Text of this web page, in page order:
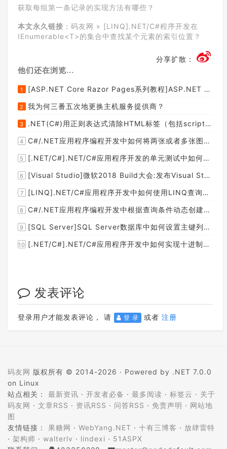
获取每组第一条记录的实现方法有哪些？
本文永久链接 ： 码友网 » [LINQ].NET/C#程序开发在
IEnumerable<T>的集合中查找某个元素的索引位置？
分享扩散：
他们还在浏览...
1 [ASP.NET Core Razor Pages系列教程]ASP.NET Core Razor Pages中的PageModel(09)
2 我为何三番五次地更换主机服务提供商？
3 .NET(C#)用正则表达式清除HTML标签（包括script和style），保留纯本文
4 C#/.NET应用程序编程开发中如何将两张或者多张图片合并成一张图片？
5 [.NET/C#].NET/C#应用程序开发的单元测试中如何获取当前程序集所在的目录路径？
6 [Visual Studio]微软2018 Build大会:发布Visual Studio,Visual Stuido for Mac,.NET Core以及Xamarin.Forms的最新版本及更新
7 [LINQ].NET/C#应用程序开发中如何使用LINQ查询集合中元素的某个属性值在另外一个集合中存在的子集？
8 C#/.NET应用程序编程开发中根据查询条件动态创建LINQ的Where查询表达式的实现方案
9 [SQL Server]SQL Server数据库中如何设置主键列为自增列？
10 [.NET/C#].NET/C#应用程序开发中如何实现十进制数字和十六进制间的相互转换呢？
发表评论
登录用户才能发表评论， 请 登 录 或者 注册
码友网 版权所有 © 2014-2026 · Powered by .NET 7.0.0
on Linux
站点相关： 最新资讯 · 开发者必备 · 最多阅读 · 标签云 · 关于
码友网 · 文章RSS · 资讯RSS · 问答RSS · 免责声明 · 网站地
图
友情链接： 果糖网 · WebYang.NET · 十有三博客 · 放肆雷特
· 架构师 · walterlv · lindexi · 51ASPX